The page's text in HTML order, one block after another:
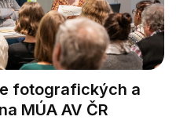
fotografických a
MÚA AV ČR